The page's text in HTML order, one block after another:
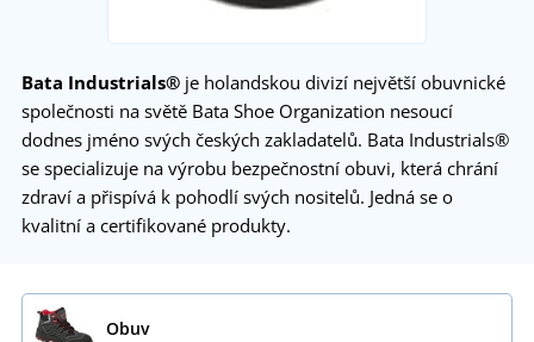
Bata Industrials® je holandskou divizí největší obuvnické
společnosti na světě Bata Shoe Organization nesoucí
dodnes jméno svých českých zakladatelů. Bata Industrials®
se specializuje na výrobu bezpečnostní obuvi, která chrání
zdraví a přispívá k pohodlí svých nositelů. Jedná se o
kvalitní a certifikované produkty.
Obuv